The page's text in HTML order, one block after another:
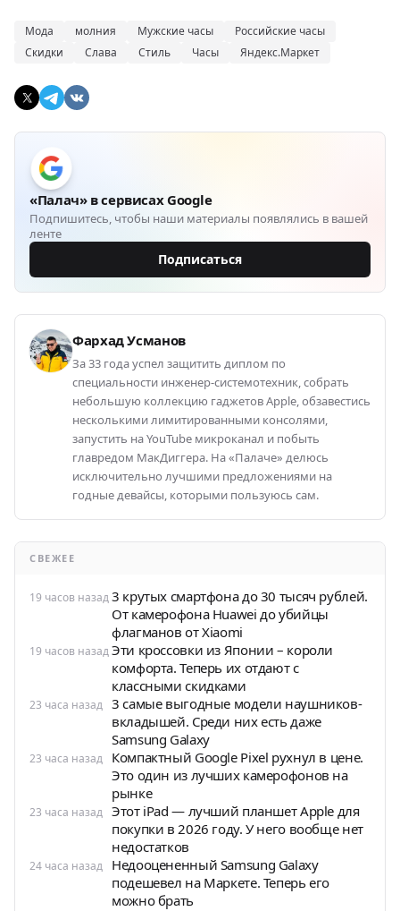
Мода молния Мужские часы
Российские часы
Скидки
Слава Стиль Часы Яндекс.Маркет
«Палач» в сервисах Google
Подпишитесь, чтобы наши материалы появлялись в вашей
ленте
Подписаться
Фархад Усманов
За 33 года успел защитить диплом по
специальности инженер-системотехник, собрать
небольшую коллекцию гаджетов Apple, обзавестись
несколькими лимитированными консолями,
запустить на YouTube микроканал и побыть
главредом МакДиггера. На «Палаче» делюсь
исключительно лучшими предложениями на
годные девайсы, которыми пользуюсь сам.
СВЕЖЕЕ
19 часов назад3 крутых смартфона до 30 тысяч рублей.
От камерофона Huawei до убийцы
флагманов от Xiaomi
19 часов назадЭти кроссовки из Японии – короли
комфорта. Теперь их отдают с
классными скидками
23 часа назад 3 самые выгодные модели наушников-
вкладышей. Среди них есть даже
Samsung Galaxy
23 часа назад
Компактный Google Pixel рухнул в цене.
Это один из лучших камерофонов на
рынке
23 часа назад Этот iPad — лучший планшет Apple для
покупки в 2026 году. У него вообще нет
недостатков
24 часа назад
Недооцененный Samsung Galaxy
подешевел на Маркете. Теперь его
можно брать